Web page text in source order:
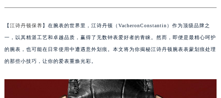
【江诗丹顿保养】在腕表的世界里，江诗丹顿（VacheronConstantin）作为顶级品牌之
一，以其精湛工艺和卓越品质，赢得了无数钟表爱好者的青睐。然而，即便是最精心呵护
的腕表，也可能在日常使用中遭遇意外划痕。本文将为你揭秘江诗丹顿腕表表蒙划痕处理
的那些小技巧，让你的爱表重焕光彩。